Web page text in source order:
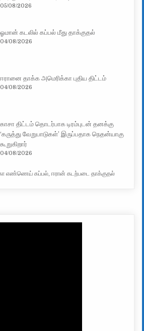
05/08/2026
ஓமான் கடலில் கப்பல் மீது தாக்குதல்
04/08/2026
ஈரானை தாக்க அமெரிக்கா புதிய திட்டம்
04/08/2026
காசா திட்டம் தொடர்பாக டிரம்புடன் தனக்கு
‘கருத்து வேறுபாடுகள்’ இருப்பதாக நெதன்யாகு
கூறுகிறார்
04/08/2026
எண்ணெய் கப்பல் ஈரான் கடற்படை தாக்குதல்